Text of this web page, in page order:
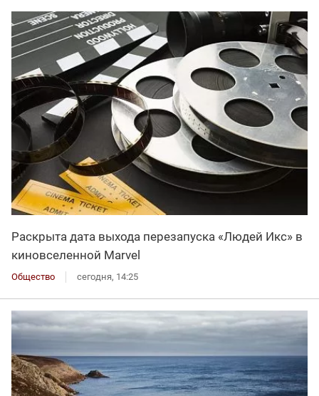
Раскрыта дата выхода перезапуска «Людей Икс» в
киновселенной Marvel
Общество сегодня, 14:25